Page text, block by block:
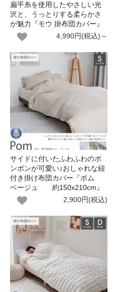
扁平糸を使用したやさしい光
沢と、うっとりする柔らかさ
が魅力『モウ 掛布団カバー』
4,990円(税込)～
サイドに付いたふわふわのポ
ンポンが可愛い♪おしゃれな紐
付き掛け布団カバー『ポム
ベージュ 約150x210cm』
2,900円(税込)